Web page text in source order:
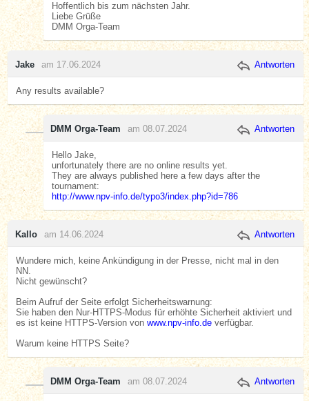
Hoffentlich bis zum nächsten Jahr.
Liebe Grüße
DMM Orga-Team
Jake am 17.06.2024 Antworten
Any results available?
DMM Orga-Team am 08.07.2024 Antworten
Hello Jake,
unfortunately there are no online results yet.
They are always published here a few days after the
tournament:
http://www.npv-info.de/typo3/index.php?id=786
Kallo am 14.06.2024 Antworten
Wundere mich, keine Ankündigung in der Presse, nicht mal in den
NN.
Nicht gewünscht?
Beim Aufruf der Seite erfolgt Sicherheitswarnung:
Sie haben den Nur-HTTPS-Modus für erhöhte Sicherheit aktiviert und
es ist keine HTTPS-Version vonwww.npv-info.de verfügbar.
Warum keine HTTPS Seite?
DMM Orga-Team am 08.07.2024 Antworten